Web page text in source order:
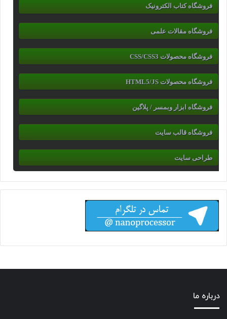
فروشگاه کتاب الکترونیک
فروشگاه مقالات علمی
فروشگاه محصولات CSS/CSS3
فروشگاه محصولات HTML5/JS
فروشگاه ابزار وبمسر / پلاگین
فروشگاه قالب سایت
طراحی سایت
درباره ما